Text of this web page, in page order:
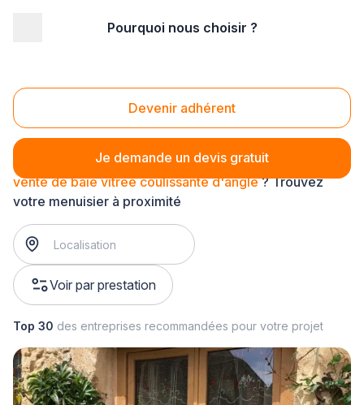
Pourquoi nous choisir ?
Devenir adhérent
Je demande un devis gratuit
Vente de baie vitrée coulissante d'angle
vente de baie vitrée coulissante d'angle? Trouvez
votre menuisier à proximité
Voir par prestation
Top 30 des entreprises recommandées pour votre projet